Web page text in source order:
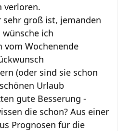
verloren.
sehr groß ist, jemanden
wünsche ich
vom Wochenende
(oder sind sie schon
Urlaub
gute Besserung -
die schon? Aus einer
Prognosen für die